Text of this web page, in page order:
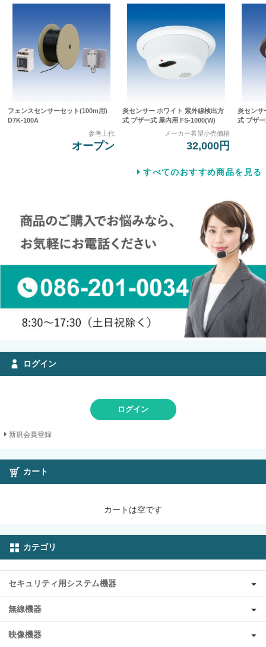
フェンスセンサーセット(100m用)
D7K-100A
参考上代
オープン
炎センサー ホワイト 紫外線検出方
式 ブザー式 屋内用 FS-1000(W)
メーカー希望小売価格
32,000円
炎センサ
式 ブザ
すべてのおすすめ商品を見る
ログイン
ログイン
新規会員登録
カート
カートは空です
カテゴリ
セキュリティ用システム機器
無線機器
映像機器